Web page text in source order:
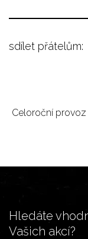
sdílet přátelům:
Celoroční
Hledáte
Vašich akcí?